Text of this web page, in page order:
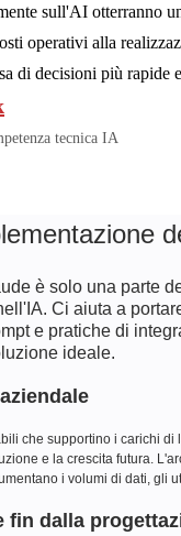
sull'AI otterranno
operativi alla
di decisioni più rapide
tecnica IA
è solo una parte
Ci aiuta a
e pratiche di
ideale.
che supportino i carichi di
e la crescita futura.
i volumi di dati, gli
fin dalla